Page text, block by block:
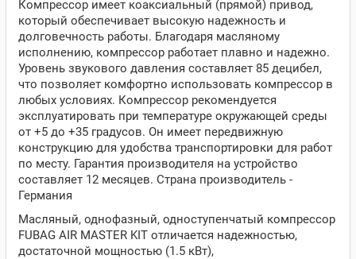
Компрессор имеет коаксиальный (прямой) привод,
который обеспечивает высокую надежность и
долговечность работы. Благодаря масляному
исполнению, компрессор работает плавно и надежно.
Уровень звукового давления составляет 85 децибел,
что позволяет комфортно использовать компрессор в
любых условиях. Компрессор рекомендуется
эксплуатировать при температуре окружающей среды
от +5 до +35 градусов. Он имеет передвижную
конструкцию для удобства транспортировки для работ
по месту. Гарантия производителя на устройство
составляет 12 месяцев. Страна производитель -
Германия
Масляный, однофазный, одноступенчатый компрессор
FUBAG AIR MASTER KIT отличается надежностью,
достаточной мощностью (1.5 кВт),